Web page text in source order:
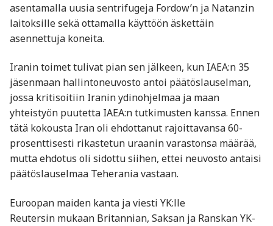
asentamalla uusia sentrifugeja Fordow’n ja Natanzin
laitoksille sekä ottamalla käyttöön äskettäin
asennettuja koneita.
Iranin toimet tulivat pian sen jälkeen, kun IAEA:n 35
jäsenmaan hallintoneuvosto antoi päätöslauselman,
jossa kritisoitiin Iranin ydinohjelmaa ja maan
yhteistyön puutetta IAEA:n tutkimusten kanssa. Ennen
tätä kokousta Iran oli ehdottanut rajoittavansa 60-
prosenttisesti rikastetun uraanin varastonsa määrää,
mutta ehdotus oli sidottu siihen, ettei neuvosto antaisi
päätöslauselmaa Teherania vastaan.
Euroopan maiden kanta ja viesti YK:lle
Reutersin mukaan Britannian, Saksan ja Ranskan YK-